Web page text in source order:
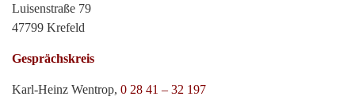
Luisenstraße 79
47799 Krefeld
Gesprächskreis
Karl-Heinz Wentrop, 0 28 41 – 32 197